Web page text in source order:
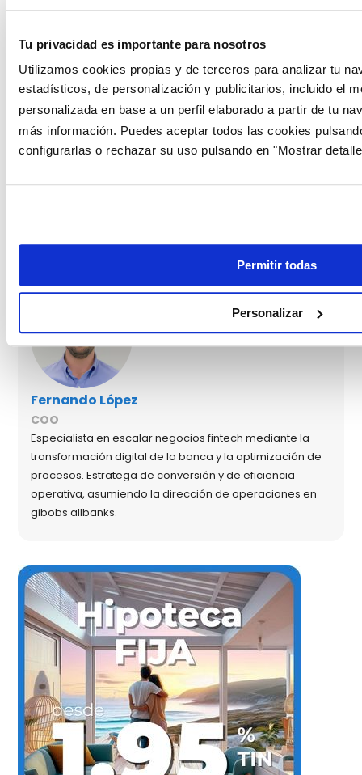
Tu privacidad es importante para nosotros
Utilizamos cookies propias y de terceros para analizar tu
estadísticos, de personalización y publicitarios, incluido el
personalizada en base a un perfil elaborado a partir de tu
más información. Puedes aceptar todos las cookies
configurarlas o rechazar su uso pulsando en "Mostrar
Permitir todas
Personalizar
¿Puede un autónomo conseguir una hipoteca
fija competitiva?
Sí, aunque el proceso es algo
más exigente. Los bancos piden demostrar
ingresos estables durante al menos dos ejercicios
fiscales completos y valoran especialmente que
no haya caídas bruscas entre un año y otro. Con
Fernando López
COO
Especialista en escalar negocios fintech mediante la
transformación digital de la banca y la optimización de
procesos. Estratega de conversión y de eficiencia
operativa, asumiendo la dirección de operaciones en
gibobs allbanks.